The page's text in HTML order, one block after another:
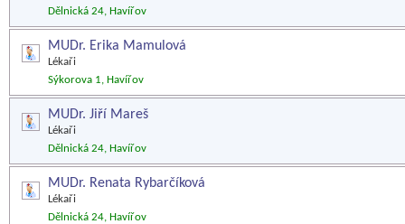
Dělnická 24, Havířov
MUDr. Erika Mamulová
Lékaři
Sýkorova 1, Havířov
MUDr. Jiří Mareš
Lékaři
Dělnická 24, Havířov
MUDr. Renata Rybarčíková
Lékaři
Dělnická 24, Havířov